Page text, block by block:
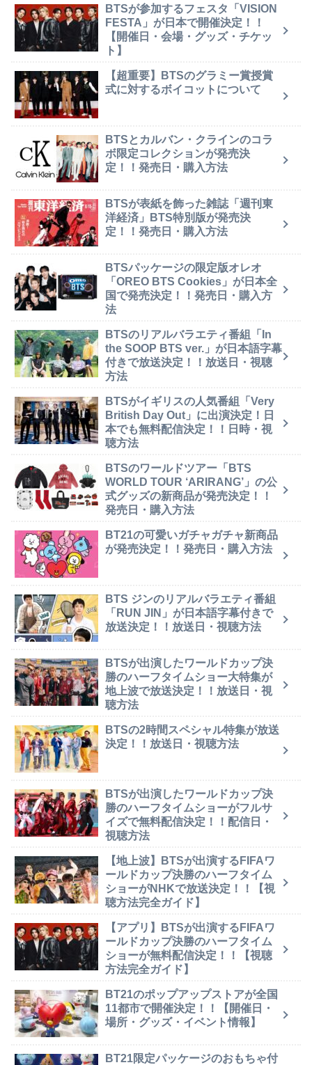
BTSが参加するフェスタ「VISION
FESTA」が日本で開催決定！！
【開催日・会場・グッズ・チケッ
ト】
【超重要】BTSのグラミー賞授賞
式に対するボイコットについて
BTSとカルバン・クラインのコラ
ボ限定コレクションが発売決
定！！発売日・購入方法
BTSが表紙を飾った雑誌「週刊東
洋経済」BTS特別版が発売決
定！！発売日・購入方法
BTSパッケージの限定版オレオ
「OREO BTS Cookies」が日本全
国で発売決定！！発売日・購入方
法
BTSのリアルバラエティ番組「In
the SOOP BTS ver.」が日本語字幕
付きで放送決定！！放送日・視聴
方法
BTSがイギリスの人気番組「Very
British Day Out」に出演決定！日
本でも無料配信決定！！日時・視
聴方法
BTSのワールドツアー「BTS
WORLD TOUR ‘ARIRANG’」の公
式グッズの新商品が発売決定！！
発売日・購入方法
BT21の可愛いガチャガチャ新商品
が発売決定！！発売日・購入方法
BTS ジンのリアルバラエティ番組
「RUN JIN」が日本語字幕付きで
放送決定！！放送日・視聴方法
BTSが出演したワールドカップ決
勝のハーフタイムショー大特集が
地上波で放送決定！！放送日・視
聴方法
BTSの2時間スペシャル特集が放送
決定！！放送日・視聴方法
BTSが出演したワールドカップ決
勝のハーフタイムショーがフルサ
イズで無料配信決定！！配信日・
視聴方法
【地上波】BTSが出演するFIFAワ
ールドカップ決勝のハーフタイム
ショーがNHKで放送決定！！【視
聴方法完全ガイド】
【アプリ】BTSが出演するFIFAワ
ールドカップ決勝のハーフタイム
ショーが無料配信決定！！【視聴
方法完全ガイド】
BT21のポップアップストアが全国
11都市で開催決定！！【開催日・
場所・グッズ・イベント情報】
BT21限定パッケージのおもちゃ付